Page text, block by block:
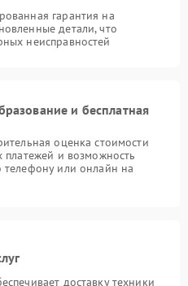
гарантия на
детали, что
неисправностей
и бесплатная
оценка стоимости
платежей и возможность
телефону или онлайн на
доставку техники